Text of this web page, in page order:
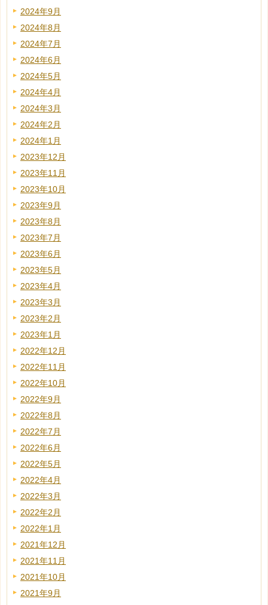
2024年9月
2024年8月
2024年7月
2024年6月
2024年5月
2024年4月
2024年3月
2024年2月
2024年1月
2023年12月
2023年11月
2023年10月
2023年9月
2023年8月
2023年7月
2023年6月
2023年5月
2023年4月
2023年3月
2023年2月
2023年1月
2022年12月
2022年11月
2022年10月
2022年9月
2022年8月
2022年7月
2022年6月
2022年5月
2022年4月
2022年3月
2022年2月
2022年1月
2021年12月
2021年11月
2021年10月
2021年9月